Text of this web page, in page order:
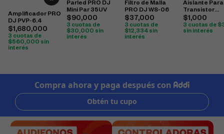
Amplificador PRO
DJ PVP-6.4
$1,680,000
3 cuotas de
$560,000 sin
interés
Parled PRO DJ
Mini Par 35UV
$90,000
3 cuotas de
$30,000 sin
interés
Filtro de Malla
PRO DJ WS-06
$37,000
3 cuotas de
$12,334 sin
interés
Aislante Para
Transistor
3858/1494
$1,000
3 cuotas de $
sin interés